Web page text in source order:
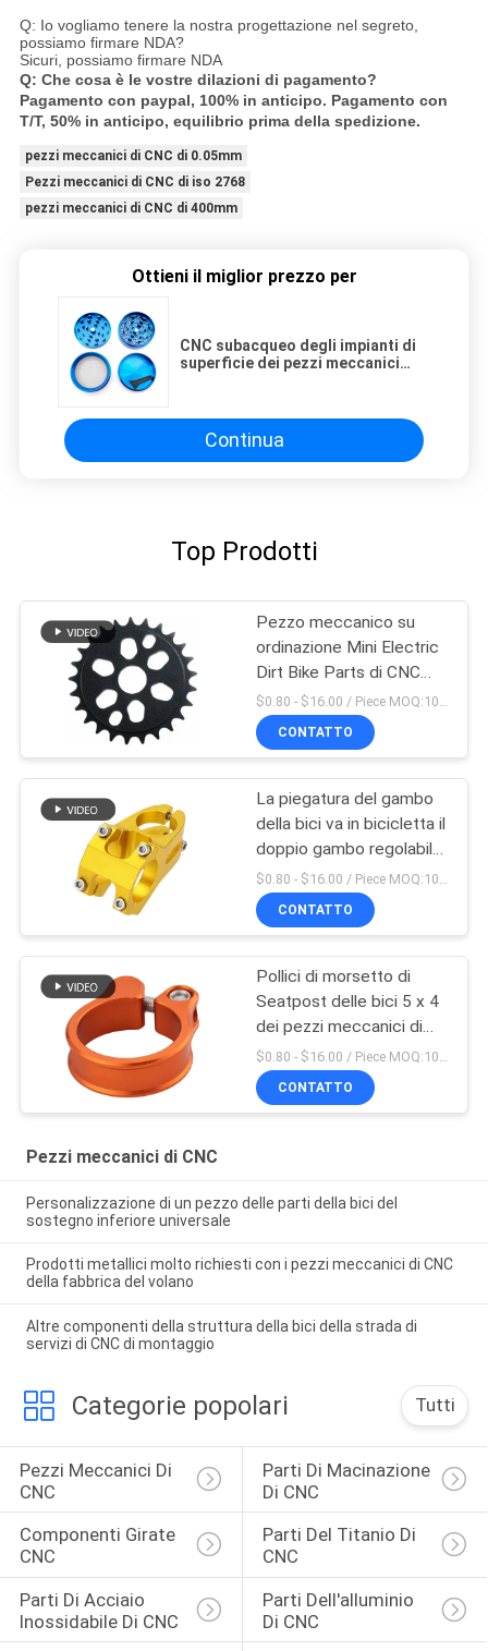
Q: Io vogliamo tenere la nostra progettazione nel segreto,
possiamo firmare NDA?
Sicuri, possiamo firmare NDA
Q: Che cosa è le vostre dilazioni di pagamento?
Pagamento con paypal, 100% in anticipo. Pagamento con
T/T, 50% in anticipo, equilibrio prima della spedizione.
pezzi meccanici di CNC di 0.05mm
Pezzi meccanici di CNC di iso 2768
pezzi meccanici di CNC di 400mm
Ottieni il miglior prezzo per
CNC subacqueo degli impianti di
superficie dei pezzi meccanici
Continua
Top Prodotti
Pezzo meccanico su
ordinazione Mini Electric
Dirt Bike Parts di CNC
dell'OEM
$0.80 - $16.00 / Piece MOQ:10 pezzi
CONTATTO
La piegatura del gambo
della bici va in bicicletta il
doppio gambo regolabile
fatto in Cina
$0.80 - $16.00 / Piece MOQ:10 pezzi
CONTATTO
Pollici di morsetto di
Seatpost delle bici 5 x 4
dei pezzi meccanici di
CNC di precisione
CONTATTO
Pezzi meccanici di CNC
Personalizzazione di un pezzo delle parti della bici del
sostegno inferiore universale
Prodotti metallici molto richiesti con i pezzi meccanici di CNC
della fabbrica del volano
Altre componenti della struttura della bici della strada di
servizi di CNC di montaggio
Categorie popolari Tutti
Pezzi Meccanici Di
CNC
Parti Di Macinazione
Di CNC
Componenti Girate
CNC
Parti Del Titanio Di
CNC
Parti Di Acciaio
Inossidabile Di CNC
Parti Dell'alluminio
Di CNC